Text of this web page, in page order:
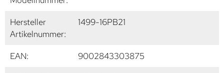
Hersteller
Artikelnummer:
1499-16PB21
EAN:
9002843303875